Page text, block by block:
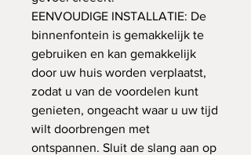
EENVOUDIGE INSTALLATIE: De
binnenfontein is gemakkelijk te
gebruiken en kan gemakkelijk
door uw huis worden verplaatst,
zodat u van de voordelen kunt
genieten, ongeacht waar u uw tijd
wilt doorbrengen met
ontspannen. Sluit de slang aan op